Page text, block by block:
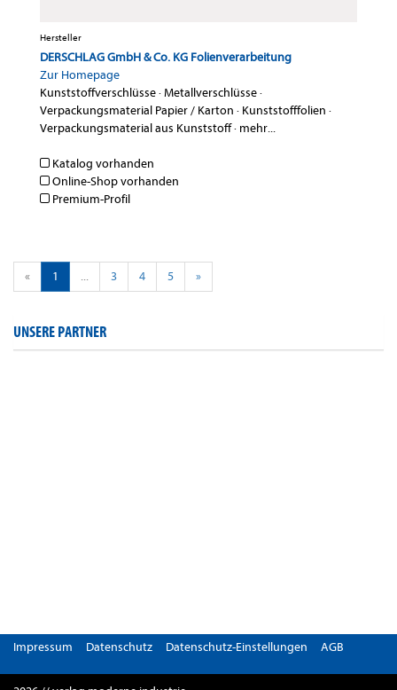
Hersteller
DERSCHLAG GmbH & Co. KG Folienverarbeitung
Zur Homepage
Kunststoffverschlüsse·Metallverschlüsse·
Verpackungsmaterial Papier / Karton · Kunststofffolien ·
Verpackungsmaterial aus Kunststoff· mehr...
Katalog vorhanden
Online-Shop vorhanden
Premium-Profil
« 1 ... 3 4 5 »
UNSERE PARTNER
Impressum Datenschutz Datenschutz-Einstellungen AGB